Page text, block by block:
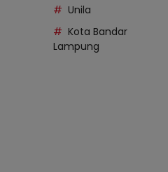
Unila
Kota Bandar
Lampung